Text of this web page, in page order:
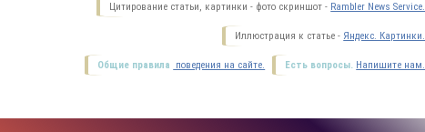
Цитирование статьи, картинки - фото скриншот - Rambler News Service.
Иллюстрация к статье - Яндекс. Картинки.
Есть вопросы. Напишите нам.
Общие правила поведения на сайте.